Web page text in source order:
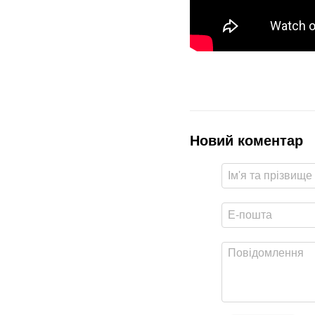
Новий коментар